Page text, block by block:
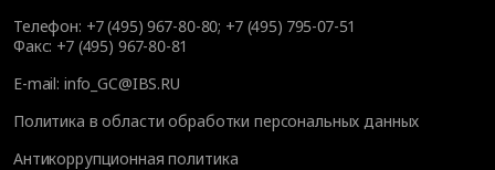
Телефон: +7 (495) 967-80-80; +7 (495) 795-07-51
Факс: +7 (495) 967-80-81
E-mail: info_GC@IBS.RU
Политика в области обработки персональных данных
Антикоррупционная политика